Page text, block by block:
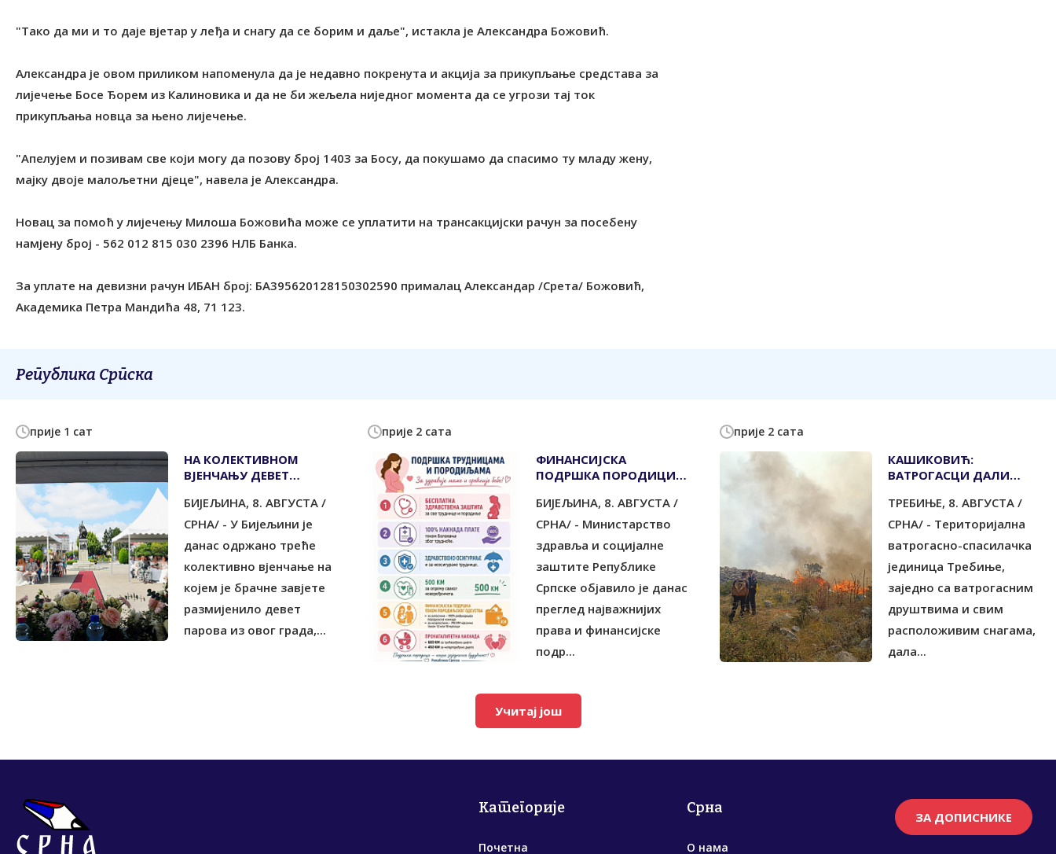
"Тако да ми и то даје вјетар у леђа и снагу да се борим и даље", истакла је Александра Божовић.
Александра је овом приликом напоменула да је недавно покренута и акција за прикупљање средстава за
лијечење Босе Ђорем из Калиновика и да не би жељела ниједног момента да се угрози тај ток
прикупљања новца за њено лијечење.
"Апелујем и позивам све који могу да позову број 1403 за Босу, да покушамо да спасимо ту младу жену,
мајку двоје малољетни дјеце", навела је Александра.
Новац за помоћ у лијечењу Милоша Божовића може се уплатити на трансакцијски рачун за посебену
намјену број - 562 012 815 030 2396 НЛБ Банка.
За уплате на девизни рачун ИБАН број: БА395620128150302590 прималац Александар /Срета/ Божовић,
Академика Петра Мандића 48, 71 123.
Република Српска
прије 1 сат
НА КОЛЕКТИВНОМ
ВЈЕНЧАЊУ ДЕВЕТ
БИЈЕЉИНА, 8. АВГУСТА /
СРНА/ - У Бијељини је
данас одржано треће
колективно вјенчање на
којем је брачне завјете
размијенило девет
парова из овог града,...
прије 2 сата
ФИНАНСИЈСКА
ПОДРШКА ПОРОДИЦИ И
БИЈЕЉИНА, 8. АВГУСТА /
СРНА/ - Министарство
здравља и социјалне
заштите Републике
Српске објавило је данас
преглед најважнијих
права и финансијске
подр...
прије 2 сата
КАШИКОВИЋ:
ВАТРОГАСЦИ ДАЛИ
ЗАШТИТЕ СВЕ
ТРЕБИЊЕ, 8. АВГУСТА /
СРНА/ - Tериторијална
ватрогасно-спасилачка
јединица Tребиње,
заједно са ватрогасним
друштвима и свим
расположивим снагама,
дала...
Учитај још
Категорије
Почетна
Срна
О нама
ЗА ДОПИСНИКЕ